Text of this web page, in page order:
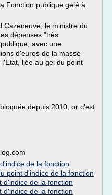
Fonction publique gelé à
Cazeneuve, le ministre du
dépenses "très
avec une
d'euros de la masse
liée au gel du point
depuis 2010, or c'est
de la fonction
point d'indice de la fonction
d'indice de la fonction
d'indice de la fonction